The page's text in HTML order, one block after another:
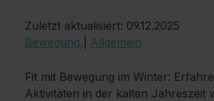
Zuletzt aktualisiert: 09.12.2025
Bewegung
Allgemein
Fit mit Bewegung im Winter:
Aktivitäten in der kalten Jahreszeit